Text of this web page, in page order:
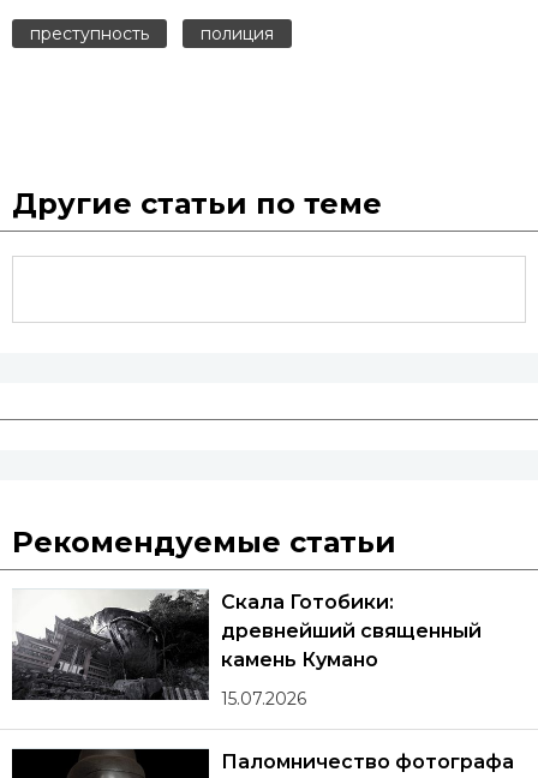
преступность полиция
Другие статьи по теме
Рекомендуемые статьи
Скала Готобики:
древнейший священный
камень Кумано
15.07.2026
Паломничество фотографа